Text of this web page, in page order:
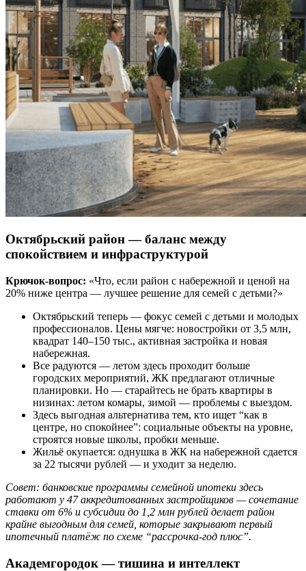
Октябрьский район — баланс между
спокойствием и инфраструктурой
Крючок-вопрос: «Что, если район c набережной и ценой на
20% ниже центра — лучшее решение для семей с детьми?»
Октябрьский теперь — фокус семей с детьми и молодых
профессионалов. Цены мягче: новостройки от 3,5 млн,
квадрат 140–150 тыс., активная застройка и новая
набережная.
Все радуются — летом здесь проходит больше
городских мероприятий, ЖК предлагают отличные
планировки. Но — старайтесь не брать квартиры в
низинах: летом комары, зимой — проблемы с выездом.
Здесь выгодная альтернатива тем, кто ищет “как в
центре, но спокойнее”: социальные объекты на уровне,
строятся новые школы, пробки меньше.
Жильё окупается: однушка в ЖК на набережной сдается
за 22 тысячи рублей — и уходит за неделю.
Совет: банковские программы семейной ипотеки здесь
работают у 47 аккредитованных застройщиков — сочетание
ставки от 6% и субсидии до 1,2 млн рублей делает район
крайне выгодным для семей, которые закрывают первый
ипотечный платёж по схеме “рассрочка-год плюс”.
Академгородок — тишина и интеллект